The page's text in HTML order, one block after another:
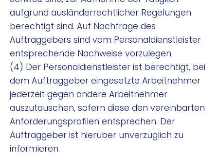
aufgrund ausländerrechtlicher Regelungen
berechtigt sind. Auf Nachfrage des
Auftraggebers sind vom Personaldienstleister
entsprechende Nachweise vorzulegen.
(4) Der Personaldienstleister ist berechtigt, bei
dem Auftraggeber eingesetzte Arbeitnehmer
jederzeit gegen andere Arbeitnehmer
auszutauschen, sofern diese den vereinbarten
Anforderungsprofilen entsprechen. Der
Auftraggeber ist hierüber unverzüglich zu
informieren.